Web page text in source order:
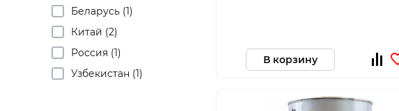
Беларусь (1)
Китай (2)
Россия (1)
Узбекистан (1)
В корзину